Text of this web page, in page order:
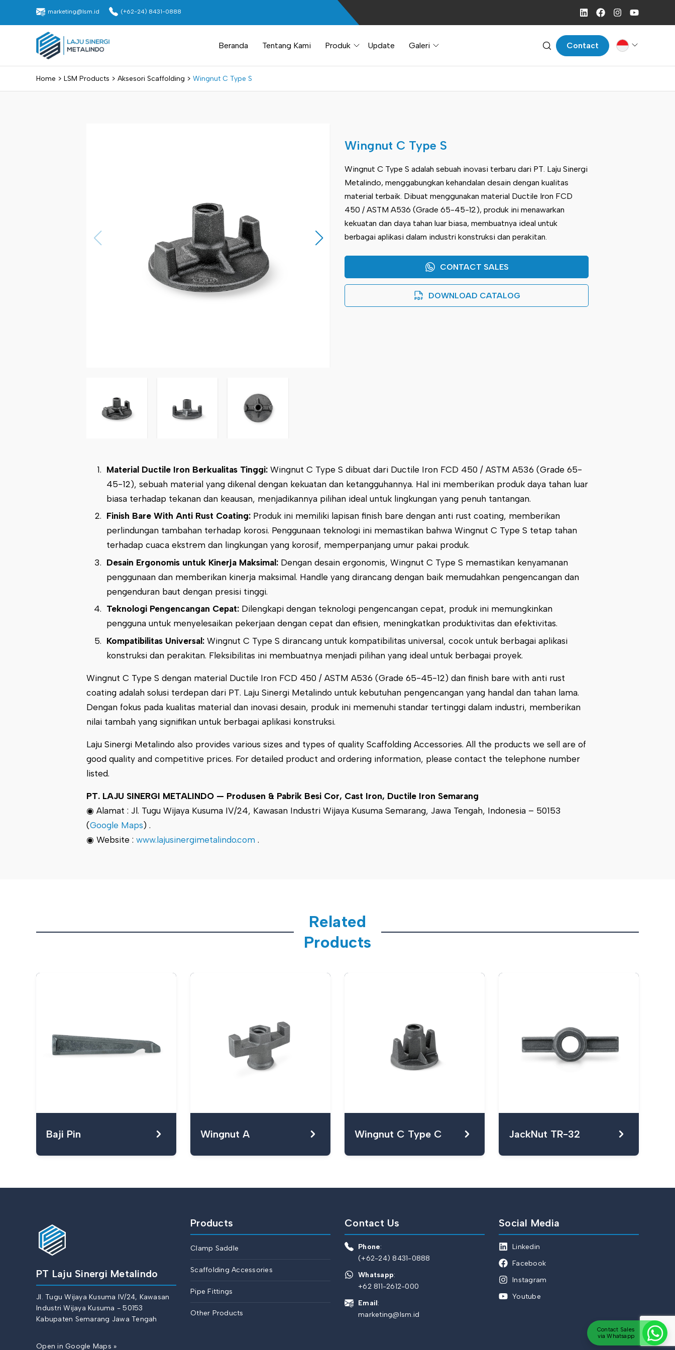
marketing@lsm.id (+62-24) 8431-0888
Beranda Tentang Kami Produk Update Galeri Contact
Home > LSM Products > Aksesori Scaffolding > Wingnut C Type S
Wingnut C Type S
Wingnut C Type S adalah sebuah inovasi terbaru dari PT. Laju Sinergi
Metalindo, menggabungkan kehandalan desain dengan kualitas
material terbaik. Dibuat menggunakan material Ductile Iron FCD
450 / ASTM A536 (Grade 65-45-12), produk ini menawarkan
kekuatan dan daya tahan luar biasa, membuatnya ideal untuk
berbagai aplikasi dalam industri konstruksi dan perakitan.
CONTACT SALES
DOWNLOAD CATALOG
Material Ductile Iron Berkualitas Tinggi: Wingnut C Type S dibuat dari Ductile Iron FCD 450 / ASTM A536 (Grade 65-
45-12), sebuah material yang dikenal dengan kekuatan dan ketangguhannya. Hal ini memberikan produk daya tahan luar
biasa terhadap tekanan dan keausan, menjadikannya pilihan ideal untuk lingkungan yang penuh tantangan.
Finish Bare With Anti Rust Coating: Produk ini memiliki lapisan finish bare dengan anti rust coating, memberikan
perlindungan tambahan terhadap korosi. Penggunaan teknologi ini memastikan bahwa Wingnut C Type S tetap tahan
terhadap cuaca ekstrem dan lingkungan yang korosif, memperpanjang umur pakai produk.
Desain Ergonomis untuk Kinerja Maksimal: Dengan desain ergonomis, Wingnut C Type S memastikan kenyamanan
penggunaan dan memberikan kinerja maksimal. Handle yang dirancang dengan baik memudahkan pengencangan dan
pengenduran baut dengan presisi tinggi.
Teknologi Pengencangan Cepat: Dilengkapi dengan teknologi pengencangan cepat, produk ini memungkinkan
pengguna untuk menyelesaikan pekerjaan dengan cepat dan efisien, meningkatkan produktivitas dan efektivitas.
Kompatibilitas Universal: Wingnut C Type S dirancang untuk kompatibilitas universal, cocok untuk berbagai aplikasi
konstruksi dan perakitan. Fleksibilitas ini membuatnya menjadi pilihan yang ideal untuk berbagai proyek.
Wingnut C Type S dengan material Ductile Iron FCD 450 / ASTM A536 (Grade 65-45-12) dan finish bare with anti rust
coating adalah solusi terdepan dari PT. Laju Sinergi Metalindo untuk kebutuhan pengencangan yang handal dan tahan lama.
Dengan fokus pada kualitas material dan inovasi desain, produk ini memenuhi standar tertinggi dalam industri, memberikan
nilai tambah yang signifikan untuk berbagai aplikasi konstruksi.
Laju Sinergi Metalindo also provides various sizes and types of quality Scaffolding Accessories. All the products we sell are of
good quality and competitive prices. For detailed product and ordering information, please contact the telephone number
listed.
PT. LAJU SINERGI METALINDO — Produsen & Pabrik Besi Cor, Cast Iron, Ductile Iron Semarang
◉ Alamat : Jl. Tugu Wijaya Kusuma IV/24, Kawasan Industri Wijaya Kusuma Semarang, Jawa Tengah, Indonesia – 50153
(Google Maps) .
◉ Website : www.lajusinergimetalindo.com .
Related
Products
Baji Pin Wingnut A Wingnut C Type C JackNut TR-32
PT Laju Sinergi Metalindo
Jl. Tugu Wijaya Kusuma IV/24, Kawasan
Industri Wijaya Kusuma - 50153
Kabupaten Semarang Jawa Tengah
Open in Google Maps »
Products
Clamp Saddle
Scaffolding Accessories
Pipe Fittings
Other Products
Contact Us
Phone:
(+62-24) 8431-0888
Whatsapp:
+62 811-2612-000
Email:
marketing@lsm.id
Social Media
Linkedin
Facebook
Instagram
Youtube
Contact Sales
via Whatsapp